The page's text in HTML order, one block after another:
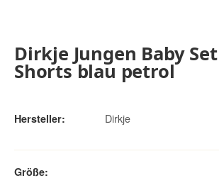
Dirkje Jungen Baby
Shorts blau petrol
Hersteller: Dirkje
Größe: